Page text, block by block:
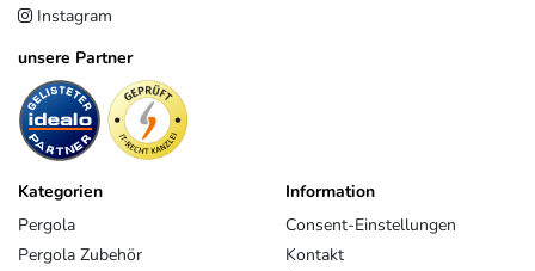
Instagram
unsere Partner
Kategorien
Pergola
Pergola Zubehör
Information
Consent-Einstellungen
Kontakt